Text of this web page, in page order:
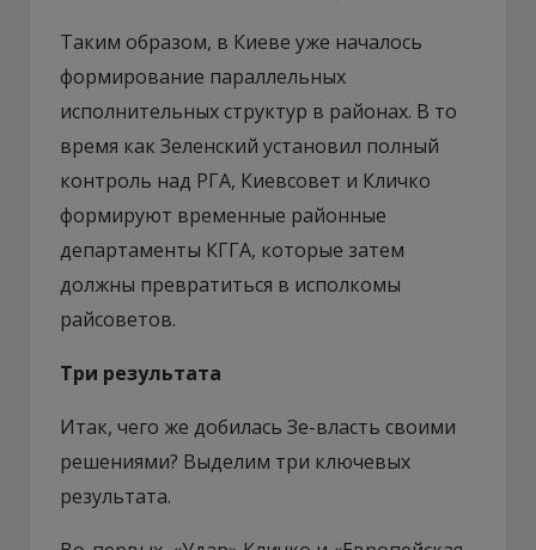
Таким образом, в Киеве уже началось
формирование параллельных
исполнительных структур в районах. В то
время как Зеленский установил полный
контроль над РГА, Киевсовет и Кличко
формируют временные районные
департаменты КГГА, которые затем
должны превратиться в исполкомы
райсоветов.
Три результата
Итак, чего же добилась Зе-власть своими
решениями? Выделим три ключевых
результата.